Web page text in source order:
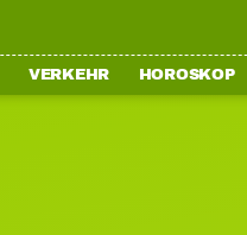
VERKEHR HOROSKOP